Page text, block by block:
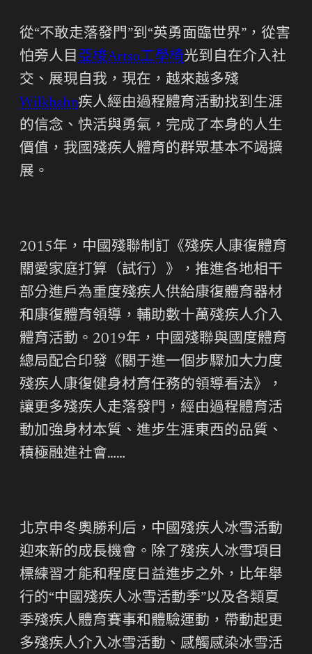
從“不敢走落發門”到“英勇面臨世界”，從害
怕旁人目亞梭Artso工學椅光到自在介入社
交、展現自我，現在，越來越多殘
Wilkhahn疾人經由過程體育活動找到生涯
的信念、快活與勇氣，完成了本身的人生
價值，我國殘疾人體育的群眾基本不竭擴
展。
2015年，中國殘聯制訂《殘疾人康復體育
關愛家庭打算（試行）》，推進各地相干
部分進戶為重度殘疾人供給康復體育器材
和康復體育領導，輔助數十萬殘疾人介入
體育活動。2019年，中國殘聯與國度體育
總局配合印發《關于進一個步驟加大力度
殘疾人康復健身材育任務的領導看法》，
讓更多殘疾人走落發門，經由過程體育活
動加強身材本質、進步生涯東西的品質、
積極融進社會……
北京申冬奧勝利后，中國殘疾人冰雪活動
迎來新的成長機會。除了殘疾人冰雪項目
標練習才能和程度日益進步之外，比年舉
行的“中國殘疾人冰雪活動季”以及各類夏
季殘疾人體育賽事和體驗運動，帶動起更
多殘疾人介入冰雪活動、感觸感染冰雪活